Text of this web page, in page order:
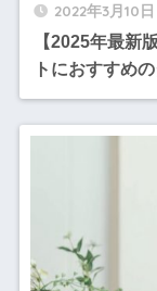
2022年3月10日
【2025年最新
トにおすすめ